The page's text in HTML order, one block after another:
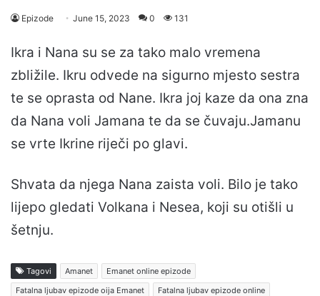
Epizode June 15, 2023 0 131
Ikra i Nana su se za tako malo vremena
zbližile. Ikru odvede na sigurno mjesto sestra
te se oprasta od Nane. Ikra joj kaze da ona zna
da Nana voli Jamana te da se čuvaju.Jamanu
se vrte Ikrine riječi po glavi.
Shvata da njega Nana zaista voli. Bilo je tako
lijepo gledati Volkana i Nesea, koji su otišli u
šetnju.
Tagovi Amanet
Emanet online epizode
Fatalna ljubav epizode oija Emanet
Fatalna ljubav epizode online